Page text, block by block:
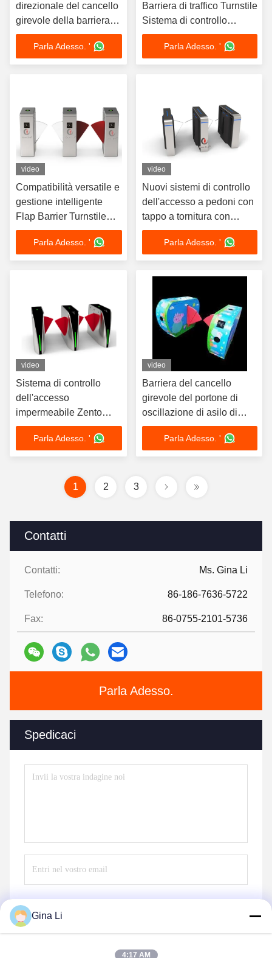
Contatti
Contatti: Ms. Gina Li
Telefono: 86-186-7636-5722
Fax: 86-0755-2101-5736
Parla Adesso.
Spedicaci
direzionale del cancello
girevole della barriera
della falda della Bi
inossidabile della
gestione
Parla Adesso. '
Barriera di traffico Turnstile
Sistema di controllo
dell'accesso Biometrico
Riconoscimento facciale
Altezza della vita
Parla Adesso. '
video
Compatibilità versatile e
gestione intelligente
Flap Barrier Turnstile
per un facile accesso
Parla Adesso. '
video
Nuovi sistemi di controllo
dell'accesso a pedoni con
tappo a tornitura con
lettore di carte per l'edificio
ufficioParla Adesso. '
video
Sistema di controllo
dell'accesso
impermeabile Zento
IP67 Servo Motor senza
spazzole Flap Barriera
Giradischi Per Ufficio /
Parla Adesso. '
video
Barriera del cancello
girevole del portone di
oscillazione di asilo di
acciaio inossidabile 304
bidirezionale
Parla Adesso. '
1 2 3
Gina Li
4:17 AM